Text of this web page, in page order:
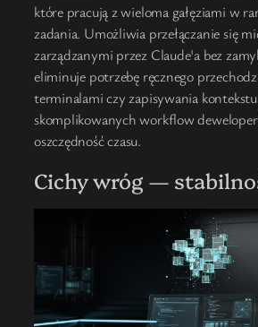
które pracują z wieloma gałęziami w
zadania. Umożliwia przełączanie się
zarządzanymi przez Claude'a bez
eliminuje potrzebę ręcznego
terminalami czy zapisywania
skomplikowanych workflow
oszczędność czasu.
Cichy wróg —